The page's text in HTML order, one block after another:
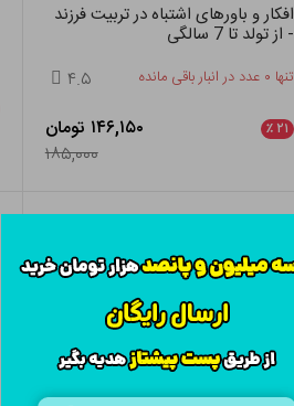
افکار و باورهای اشتباه در تربیت فرزند
- از تولد تا 7 سالگی
تنها ۰ عدد در انبار باقی مانده ۴.۵
۲۱ ٪
۱۴۶,۱۵۰ تومان
۱۸۵,۰۰۰